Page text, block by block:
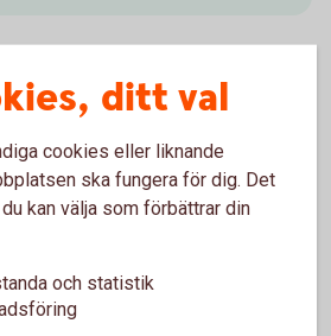
bostadslån hos oss
eller bygga om? Att höja
sätt att finansiera en renovering.
ditt val
cookies eller liknande
ska fungera för dig. Det
kan välja som förbättrar din
och statistik